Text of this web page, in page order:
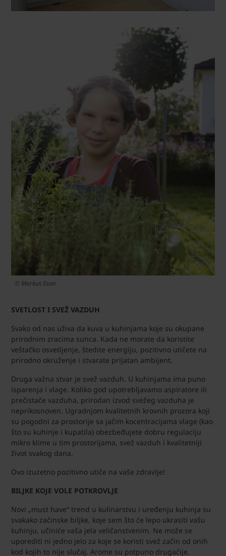
© Markus Esser
SVETLOST I SVEŽ VAZDUH
Svako od nas uživa da kuva u kuhinjama koje su okupane
prirodnim zracima sunca. Kada ne morate da koristite
veštačko osvetljenje, štedite energiju, pozitivno utičete na
prirodno okruženje i stvarate prijatan ambijent.
Druga važna stvar je svež vazduh. U kuhinjama ima puno
isparenja i vlage. Koliko god upotrebljavamo aspiratore ili
prečistače vazduha, prirodan izvod svežeg vazduha je
neprikosnoven. Ugradnjom kvalitetnih krovnih prozora koji
su pogodni za prostorije sa jačim kocentracijama vlage (kao
što su kuhinje i kupatila) obezbeđujete dobru regulaciju
mikro klime u tim prostorijama, svež vazduh i kvalitetniji
život svakog dana.
Ovo izuzetno pozitivno utiče na vaše zdravlje!
BILJKE KOJE VOLE POTKROVLJE
Novi „must have“ trend u kulinarstvu i uređenju kuhinja su
svakako začinske biljke, koje sem što će lepo ukrasiti vašu
kuhinju, učiniće vaša jela veličanstvenim. Ne može se
uporediti ni jedno jelo za koje se koristi svež začin od onih
kod kojih to nije slučaj. Arome su potpuno drugačije.